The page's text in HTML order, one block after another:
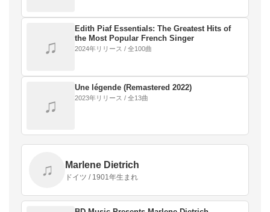
♫
Edith Piaf Essentials: The Greatest Hits of
the Most Popular French Singer
2024年リリース / 全100曲
♫
Une légende (Remastered 2022)
2023年リリース / 全13曲
♫ Marlene Dietrich
ドイツ / 1901年生まれ